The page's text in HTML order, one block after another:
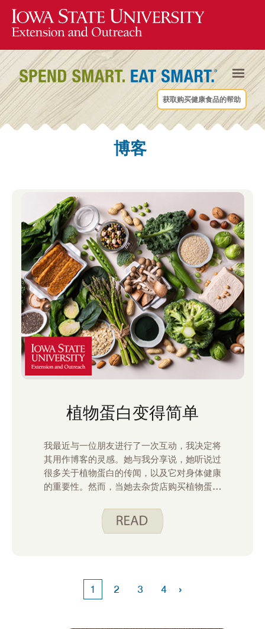
获取购买健康食品的帮助
博客
植物蛋白变得简单
我最近与一位朋友进行了一次互动，我决定将
其用作博客的灵感。她与我分享说，她听说过
很多关于植物蛋白的传闻，以及它对身体健康
的重要性。然而，当她去杂货店购买植物蛋白
东西。她研究了碎肉替代品、“无鸡肉”鸡块以
及大豆奶酪和香肠。她分享说，这些产品价格
质，学习加入植物蛋白需要一些时间。
1 2 3 4 ›